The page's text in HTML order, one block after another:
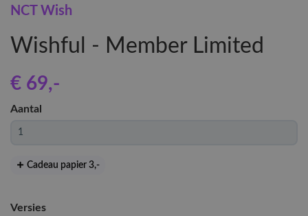
NCT Wish
Wishful - Member Limited
€ 69,-
Aantal
Cadeau papier 3,-
Versies